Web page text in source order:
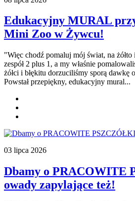
Edukacyjny MURAL
Mini Zoo w Żywcu!
"Więc chodź pomaluj mój świat, na żółto
zespół 2 plus 1, a my właśnie
żółci i błękitu dorzuciliśmy sporą dawkę
Powstał przepiękny, edukacyjny mural...
03 lipca 2026
Dbamy o PRACOWITE
owady zapylające też!